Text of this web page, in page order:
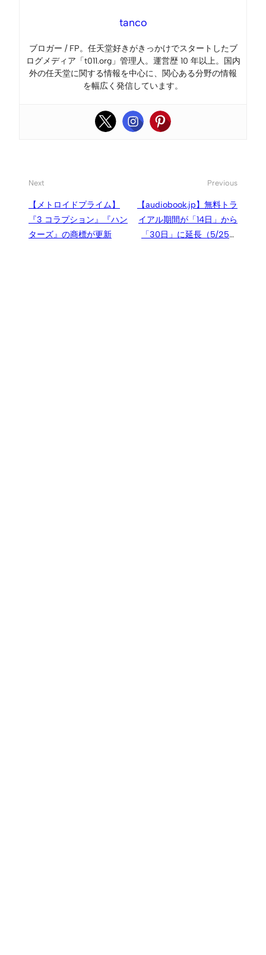
tanco
ブロガー / FP。任天堂好きがきっかけでスタートしたブ
ログメディア「t011.org」管理人。運営歴 10 年以上。国内
外の任天堂に関する情報を中心に、関心ある分野の情報
を幅広く発信しています。
Next
【メトロイドプライム】
『3 コラプション』『ハン
ターズ』の商標が更新
Previous
【audiobook.jp】無料トラ
イアル期間が「14日」から
「30日」に延長（5/25ま